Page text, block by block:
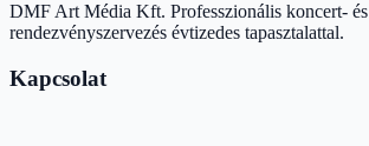
DMF Art Média Kft. Professzionális koncert- és
rendezvényszervezés évtizedes tapasztalattal.
Kapcsolat